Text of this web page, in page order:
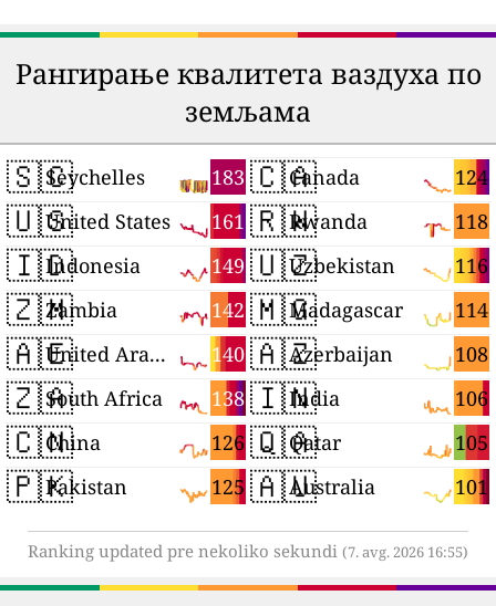
Рангирање квалитета ваздуха по
земљама
🇸🇨 183
Seychelles
🇺🇸 161
United States
🇮🇩 149
Indonesia
🇿🇲 142
Zambia
🇦🇪 140
United Arab Emirates
🇿🇦 138
South Africa
🇨🇳 126
China
🇵🇰 125
Pakistan
🇨🇦 124
Canada
🇷🇼 118
Rwanda
🇺🇿 116
Uzbekistan
🇲🇬 114
Madagascar
🇦🇿 108
Azerbaijan
🇮🇳 106
India
🇶🇦 105
Qatar
🇦🇺 101
Australia
Ranking updated pre nekoliko sekundi (7. avg. 2026 16:55)